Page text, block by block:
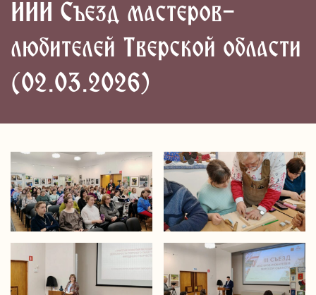
III Съезд мастеров-
любителей Тверской области
(02.03.2026)